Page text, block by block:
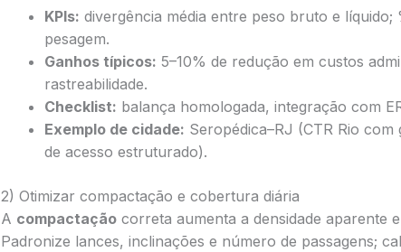
KPIs: divergência média entre peso bruto e
pesagem.
Ganhos típicos: 5–10% de redução em custos
rastreabilidade.
Checklist: balança homologada, integração com
Exemplo de cidade: Seropédica–RJ (CTR Rio com
de acesso estruturado).
2) Otimizar compactação e cobertura diária
A compactaçãocorreta aumenta a densidade aparente
Padronize lances, inclinações e número de passagens;